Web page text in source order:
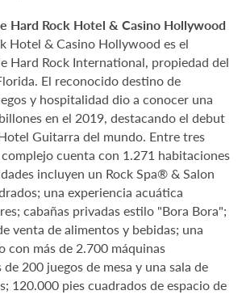
Hard Rock Hotel & Casino Hollywood
Hotel & Casino Hollywood es el
Hard Rock International, propiedad del
El reconocido destino de
y hospitalidad dio a conocer una
en el 2019, destacando el debut
Guitarra del mundo. Entre tres
cuenta con 1.271 habitaciones
incluyen un Rock Spa® & Salon
una experiencia acuática
cabañas privadas estilo "Bora Bora";
venta de alimentos y bebidas; una
con más de 2.700 máquinas
200 juegos de mesa y una sala de
120.000 pies cuadrados de espacio de